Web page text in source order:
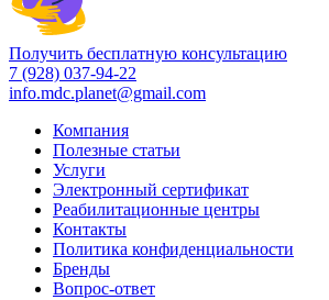
Получить бесплатную консультацию
7 (928) 037-94-22
info.mdc.planet@gmail.com
Компания
Полезные статьи
Услуги
Электронный сертификат
Реабилитационные центры
Контакты
Политика конфиденциальности
Бренды
Вопрос-ответ